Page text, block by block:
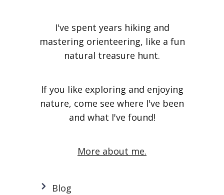
I've spent years hiking and
mastering orienteering, like a fun
natural treasure hunt.
If you like exploring and enjoying
nature, come see where I've been
and what I've found!
More about me.
Blog